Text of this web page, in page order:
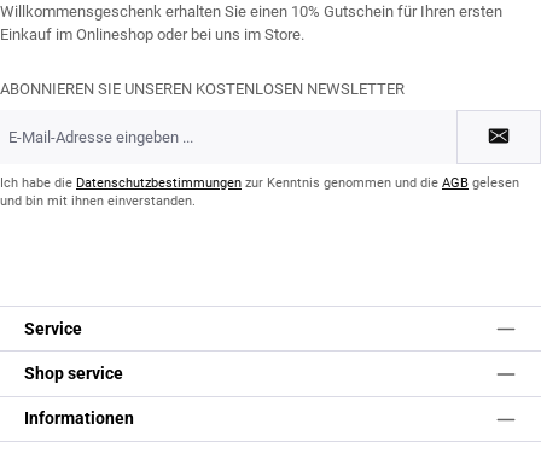
Willkommensgeschenk erhalten Sie einen 10% Gutschein für Ihren ersten
Einkauf im Onlineshop oder bei uns im Store.
ABONNIEREN SIE UNSEREN KOSTENLOSEN NEWSLETTER
Mail-
*Ich habe die Datenschutzbestimmungen zur Kenntnis genommen und die AGB gelesen
und bin mit ihnen einverstanden.
Service
Shop service
Informationen